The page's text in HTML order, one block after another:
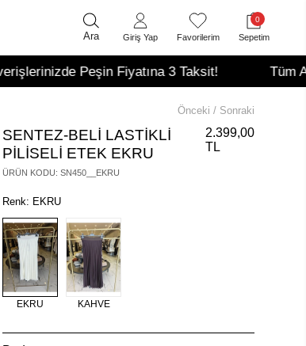
Peşin Fiyatına 3 Taksit! Tüm
Ara Giriş Yap Favorilerim
0
Sepetim
Önceki / Sonraki
SENTEZ-BELİ LASTİKLİ
PİLİSELİ ETEK EKRU
ÜRÜN KODU: SN450__EKRU
2.399,00
TL
Renk: EKRU
EKRU KAHVE